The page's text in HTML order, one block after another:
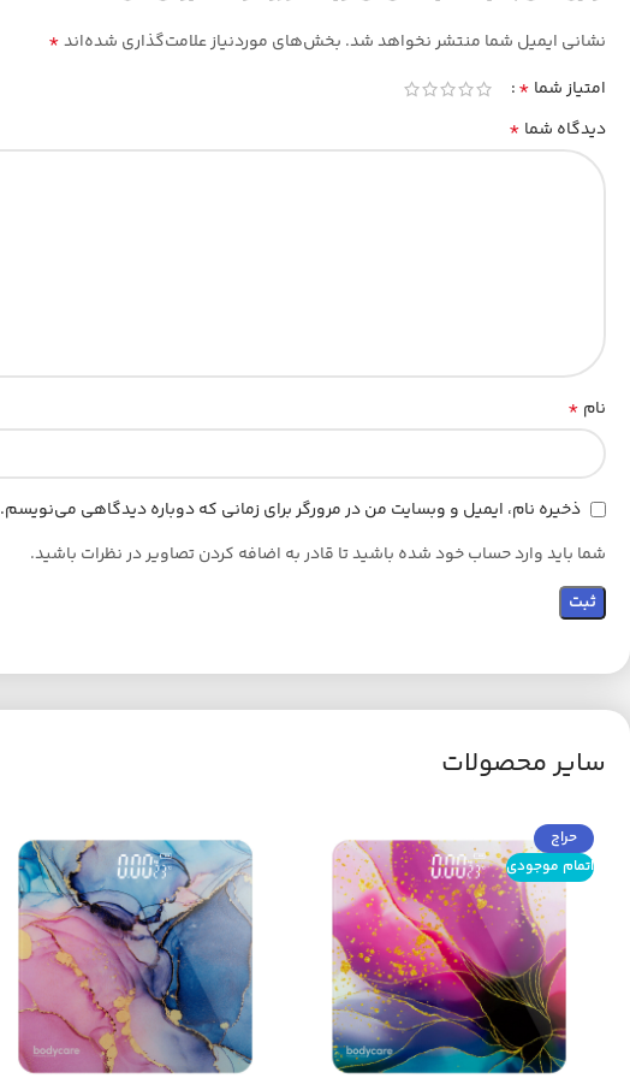
نشانی ایمیل شما منتشر نخواهد شد. بخش‌های موردنیاز علامت‌گذاری شده‌اند*
امتیاز شما *
دیدگاه شما *
نام *
ذخیره نام، ایمیل و وبسایت من در مرورگر برای زمانی که دوباره دیدگاهی می‌نویسم.
شما باید وارد حساب خود شده باشید تا قادر به اضافه کردن تصاویر در نظرات باشید.
سایر محصولات
حراج
اتمام موجودی